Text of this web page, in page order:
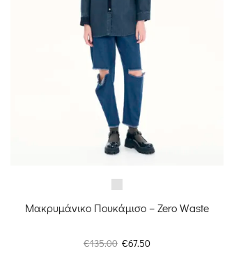
Μακρυμάνικο Πουκάμισο – Zero Waste
€135.00 Original
€67.50Η